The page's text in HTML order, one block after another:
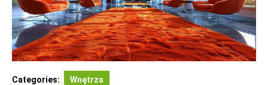
Categories: Wnętrza